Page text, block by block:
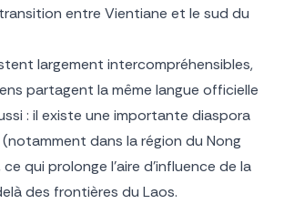
entre Vientiane et le sud du
largement intercompréhensibles,
partagent la même langue officielle
: il existe une importante diaspora
dans la région du Nong
ce qui prolonge l’aire d’influence de la
des frontières du Laos.